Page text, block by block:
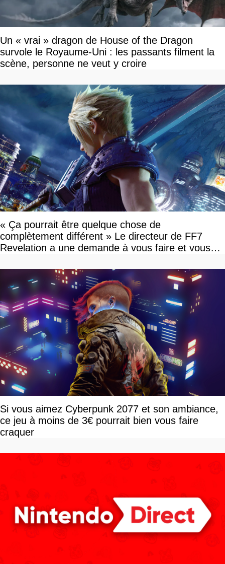
Un « vrai » dragon de House of the Dragon
survole le Royaume-Uni : les passants filment la
scène, personne ne veut y croire
« Ça pourrait être quelque chose de
complètement différent » Le directeur de FF7
Revelation a une demande à vous faire et vous
Si vous aimez Cyberpunk 2077 et son ambiance,
ce jeu à moins de 3€ pourrait bien vous faire
craquer